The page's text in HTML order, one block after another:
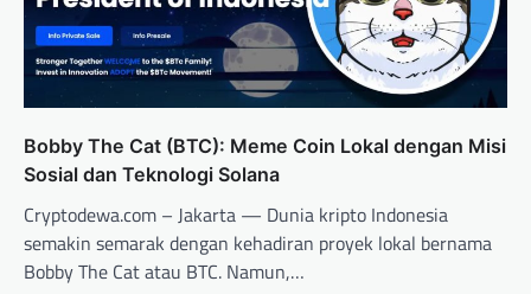
Bobby The Cat (BTC): Meme Coin Lokal dengan Misi
Sosial dan Teknologi Solana
Cryptodewa.com – Jakarta — Dunia kripto Indonesia
semakin semarak dengan kehadiran proyek lokal bernama
Bobby The Cat atau BTC. Namun,…